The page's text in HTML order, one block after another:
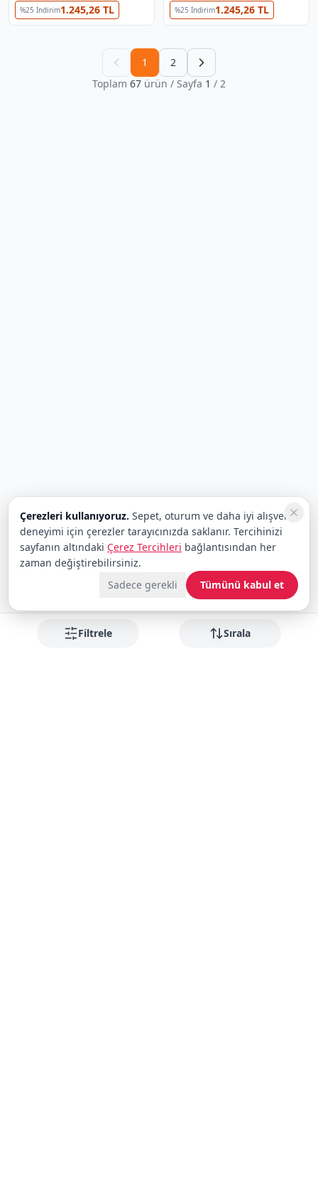
Filtrele Sırala
%25 İndirim1.245,26 TL %25 İndirim1.245,26 TL
1
2
Toplam 67 ürün / Sayfa 1 / 2
Çerezleri kullanıyoruz. Sepet, oturum ve daha iyi alışveriş
deneyimi için çerezler tarayıcınızda saklanır. Tercihinizi
sayfanın altındaki Çerez Tercihleri bağlantısından her
zaman değiştirebilirsiniz.
Sadece gerekli
Tümünü kabul et